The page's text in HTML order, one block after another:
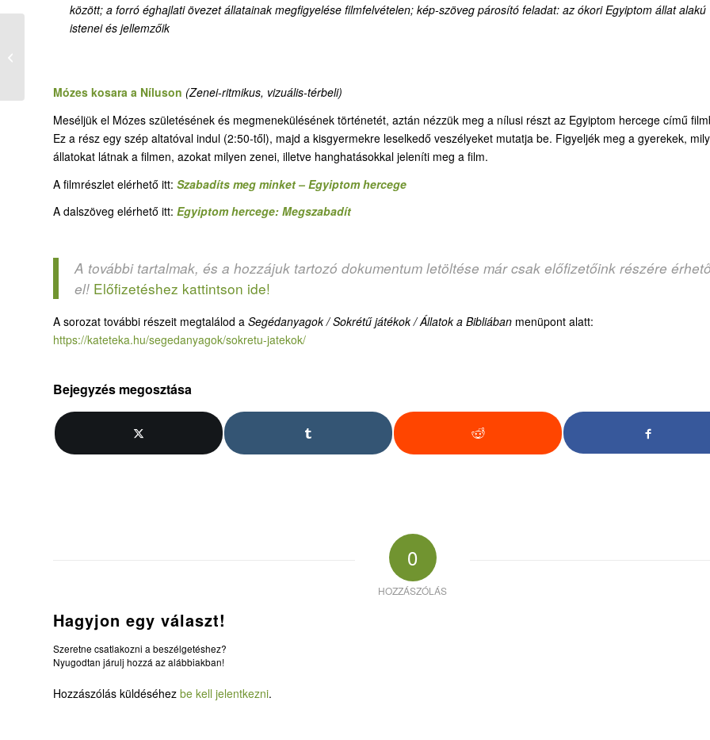
között; a forró éghajlati övezet állatainak megfigyelése filmfelvételen; kép-szöveg párosító feladat: az ókori Egyiptom állat alakú
istenei és jellemzőik
Mózes kosara a Níluson (Zenei-ritmikus, vizuális-térbeli)
Meséljük el Mózes születésének és megmenekülésének történetét, aztán nézzük meg a nílusi részt az Egyiptom hercege című
Ez a rész egy szép altatóval indul (2:50-től), majd a kisgyermekre leselkedő veszélyeket mutatja be. Figyeljék meg a gyerekek,
állatokat látnak a filmen, azokat milyen zenei, illetve hanghatásokkal jeleníti meg a film.
A filmrészlet elérhető itt: Szabadíts meg minket – Egyiptom hercege
A dalszöveg elérhető itt: Egyiptom hercege: Megszabadít
A további tartalmak, és a hozzájuk tartozó dokumentum letöltése már csak előfizetőink részére
el! Előfizetéshez kattintson ide!
A sorozat további részeit megtalálod a Segédanyagok / Sokrétű játékok / Állatok a Bibliában menüpont alatt:
https://kateteka.hu/segedanyagok/sokretu-jatekok/
Bejegyzés megosztása
0
HOZZÁSZÓLÁS
Hagyjon egy választ!
Szeretne csatlakozni a beszélgetéshez?
Nyugodtan járulj hozzá az alábbiakban!
Hozzászólás küldéséhez be kell jelentkezni.